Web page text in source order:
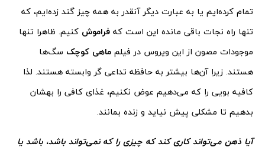
تمام کرده‌ایم یا به عبارت دیگر آنقدر به همه چیز گند زده‌ایم، که
تنها راه نجات باقی مانده این است که فراموش کنیم. ظاهرا تنها
موجودات مصون از این ویروس در فیلم ماهی کوچک سگ‌ها
هستند. زیرا آن‌ها بیشتر به حافظه تداعی گر وابسته هستند. لذا
کافیه بویی را که می‌دهیم عوض نکنیم، غذای کافی را بهشان
بدهیم تا مشکلی پیش نیاید و زنده بمانند.
آیا ذهن می‌تواند کاری کند که چیزی را که نمی‌تواند باشد، باشد یا